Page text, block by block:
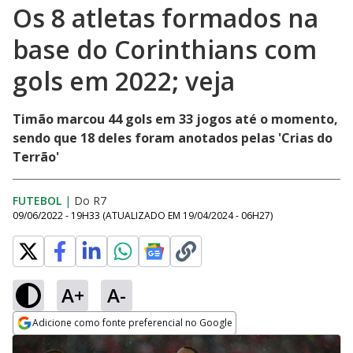
Os 8 atletas formados na
base do Corinthians com
gols em 2022; veja
Timão marcou 44 gols em 33 jogos até o momento,
sendo que 18 deles foram anotados pelas 'Crias do
Terrão'
FUTEBOL | Do R7
09/06/2022 - 19H33 (ATUALIZADO EM 19/04/2024 - 06H27)
A+ A-
Adicione como fonte preferencial no Google
Opens in new window